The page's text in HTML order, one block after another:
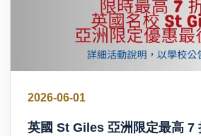
2026-06-01
英國 St Giles 亞洲限定最高 7